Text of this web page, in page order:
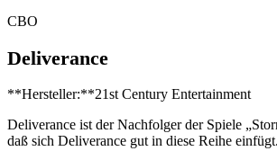
CBO
Deliverance
**Hersteller:**21st Century Entertainment
Deliverance ist der Nachfolger der Spiele
daß sich Deliverance gut in diese Reihe einfügt.